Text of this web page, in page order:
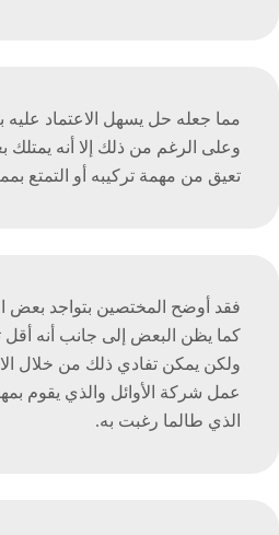
مما جعله حل يسهل الاعتماد عليه
وعلى الرغم من ذلك إلا أنه يمتلك
تعيق من مهمة تركيبه أو التمتع
فقد أوضح المختصين بتواجد بعض
كما يظن البعض إلى جانب أنه أقل
ولكن يمكن تفادي ذلك من خلال
عمل شركة الأوائل والذي يقوم
الذي طالما رغبت به.